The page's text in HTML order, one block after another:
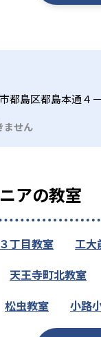
都島区都島本通４
ません
アの教室
丁目教室 工大
天王寺町北教室
松虫教室 小路